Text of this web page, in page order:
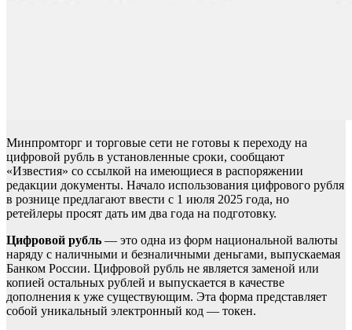
Минпромторг и торговые сети не готовы к переходу на
цифровой рубль в установленные сроки, сообщают
«Известия» со ссылкой на имеющиеся в распоряжении
редакции документы. Начало использования цифрового рубля
в рознице предлагают ввести с 1 июля 2025 года, но
ретейлеры просят дать им два года на подготовку.
Цифровой рубль — это одна из форм национальной валюты
наряду с наличными и безналичными деньгами, выпускаемая
Банком России. Цифровой рубль не является заменой или
копией остальных рублей и выпускается в качестве
дополнения к уже существующим. Эта форма представляет
собой уникальный электронный код — токен.